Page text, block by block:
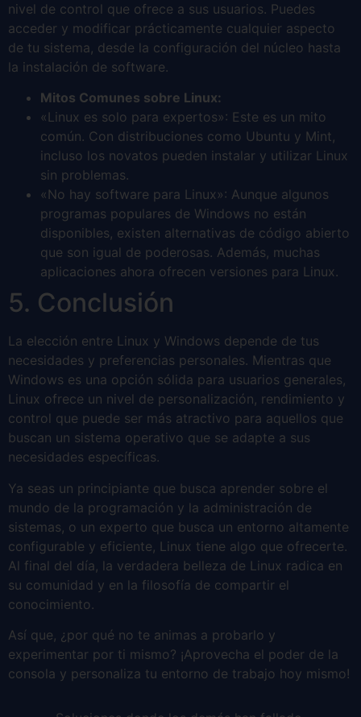
nivel de control que ofrece a sus usuarios. Puedes
acceder y modificar prácticamente cualquier aspecto
de tu sistema, desde la configuración del núcleo hasta
la instalación de software.
Mitos Comunes sobre Linux:
«Linux es solo para expertos»: Este es un mito
común. Con distribuciones como Ubuntu y Mint,
incluso los novatos pueden instalar y utilizar Linux
sin problemas.
«No hay software para Linux»: Aunque algunos
programas populares de Windows no están
disponibles, existen alternativas de código abierto
que son igual de poderosas. Además, muchas
aplicaciones ahora ofrecen versiones para Linux.
5. Conclusión
La elección entre Linux y Windows depende de tus
necesidades y preferencias personales. Mientras que
Windows es una opción sólida para usuarios generales,
Linux ofrece un nivel de personalización, rendimiento y
control que puede ser más atractivo para aquellos que
buscan un sistema operativo que se adapte a sus
necesidades específicas.
Ya seas un principiante que busca aprender sobre el
mundo de la programación y la administración de
sistemas, o un experto que busca un entorno altamente
configurable y eficiente, Linux tiene algo que ofrecerte.
Al final del día, la verdadera belleza de Linux radica en
su comunidad y en la filosofía de compartir el
conocimiento.
Así que, ¿por qué no te animas a probarlo y
experimentar por ti mismo? ¡Aprovecha el poder de la
consola y personaliza tu entorno de trabajo hoy mismo!